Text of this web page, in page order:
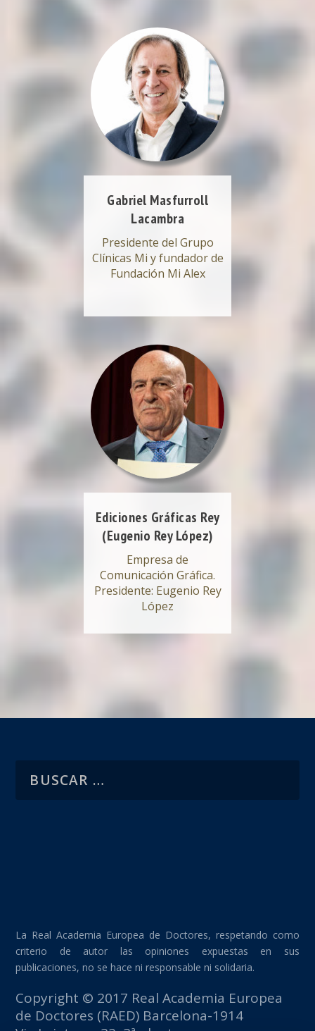
Gabriel Masfurroll
Lacambra
Presidente del Grupo
Clínicas Mi y fundador de
Fundación Mi Alex
Ediciones Gráficas Rey
(Eugenio Rey López)
Empresa de
Comunicación Gráfica.
Presidente: Eugenio Rey
López
La Real Academia Europea de Doctores, respetando como
criterio de autor las opiniones expuestas en sus
publicaciones, no se hace ni responsable ni solidaria.
Copyright © 2017 Real Academia Europea
de Doctores (RAED) Barcelona-1914